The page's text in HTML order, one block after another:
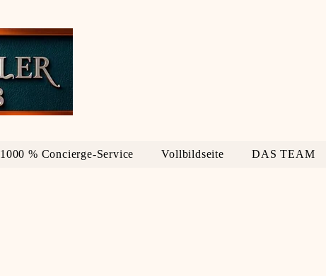
1000 % Concierge-Service Vollbildseite DAS TEAM